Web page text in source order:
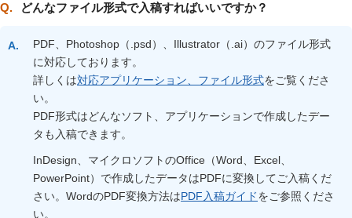
どんなファイル形式で入稿すればいいですか？
PDF、Photoshop（.psd）、Illustrator（.ai）のファイル形式
に対応しております。
詳しくは対応アプリケーション、ファイル形式をご覧くださ
い。
PDF形式はどんなソフト、アプリケーションで作成したデー
タも入稿できます。
InDesign、マイクロソフトのOffice（Word、Excel、
PowerPoint）で作成したデータはPDFに変換してご入稿くだ
さい。WordのPDF変換方法はPDF入稿ガイドをご参照くださ
い。